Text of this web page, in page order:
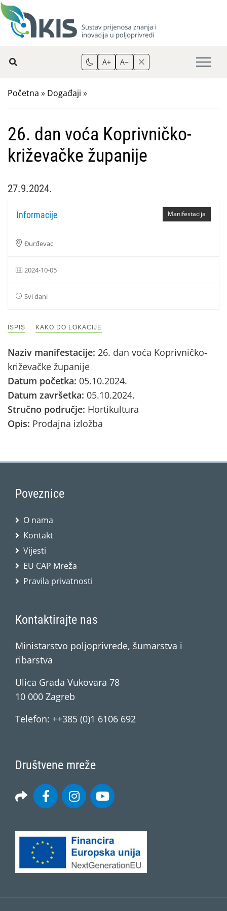
A+ A−
Početna » Događaji »
26. dan voća Koprivničko-
križevačke županije
27.9.2024.
Manifestacija
Informacije
Đurđevac
2024-10-05
Svi dani
ISPIS KAKO DO LOKACIJE
Naziv manifestacije: 26. dan voća Koprivničko-
križevačke županije
Datum početka: 05.10.2024.
Datum završetka: 05.10.2024.
Stručno područje: Hortikultura
Opis: Prodajna izložba
Poveznice
O nama
Kontakt
Vijesti
EU CAP Mreža
Pravila privatnosti
Kontaktirajte nas
Ministarstvo poljoprivrede, šumarstva i
ribarstva
Ulica Grada Vukovara 78
10 000 Zagreb
Telefon: ++385 (0)1 6106 692
Društvene mreže